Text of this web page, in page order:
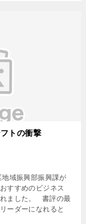
トの衝撃
域振興部振興課が
すすめのビジネス
ました。 書評の最
ーダーになれると